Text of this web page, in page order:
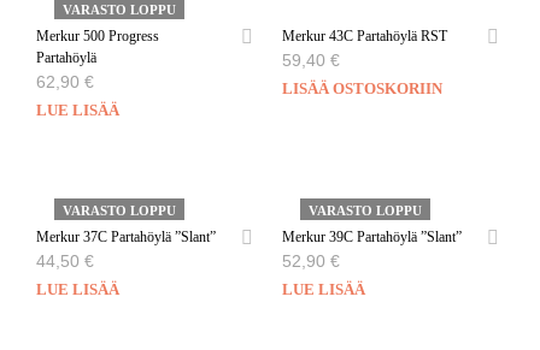
VARASTO LOPPU
Merkur 500 Progress
Partahöylä
62,90 €
LUE LISÄÄ
Merkur 43C Partahöylä RST
59,40 €
LISÄÄ OSTOSKORIIN
VARASTO LOPPU
Merkur 37C Partahöylä ”Slant”
44,50 €
LUE LISÄÄ
VARASTO LOPPU
Merkur 39C Partahöylä ”Slant”
52,90 €
LUE LISÄÄ